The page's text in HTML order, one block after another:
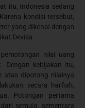
itu, Indonesia sedang
kondisi tersebut,
yang dikenal dengan
Devisa.
nilai uang
Dengan kebijakan itu,
atas dipotong nilainya
secara harfiah,
Potongan pertama
semula, sementara